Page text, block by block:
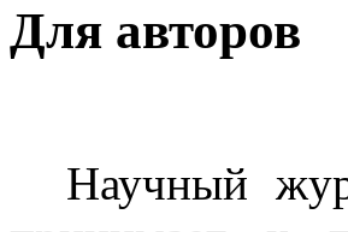
Для авторов
Научный